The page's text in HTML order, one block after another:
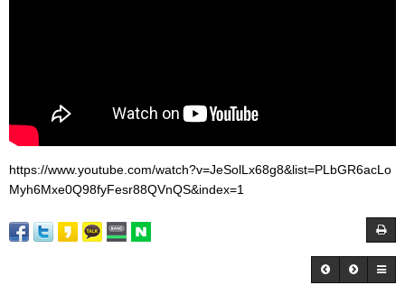
https://www.youtube.com/watch?v=JeSolLx68g8&list=PLbGR6acLo
Myh6Mxe0Q98fyFesr88QVnQS&index=1